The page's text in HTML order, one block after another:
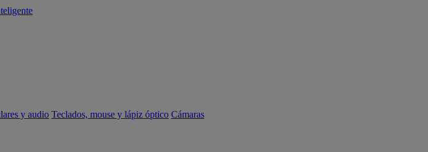
y audio Teclados, mouse y lápiz óptico Cámaras